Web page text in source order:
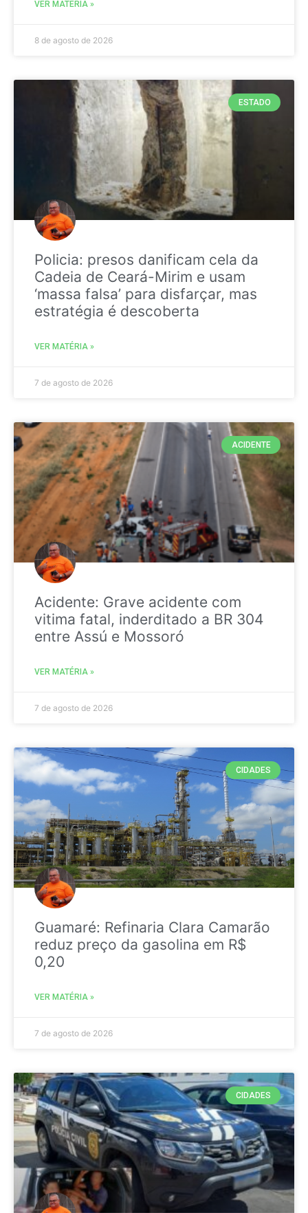
VER MATÉRIA »
8 de agosto de 2026
ESTADO
Policia: presos danificam cela da
Cadeia de Ceará-Mirim e usam
‘massa falsa’ para disfarçar, mas
estratégia é descoberta
VER MATÉRIA »
7 de agosto de 2026
ACIDENTE
Acidente: Grave acidente com
vitima fatal, inderditado a BR 304
entre Assú e Mossoró
VER MATÉRIA »
7 de agosto de 2026
CIDADES
Guamaré: Refinaria Clara Camarão
reduz preço da gasolina em R$
0,20
VER MATÉRIA »
7 de agosto de 2026
CIDADES